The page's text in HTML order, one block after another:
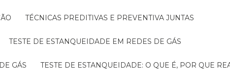
TÉCNICAS PREDITIVAS E PREVENTIVA JUNTAS
TESTE DE ESTANQUEIDADE EM REDES DE GÁS
GÁS TESTE DE ESTANQUEIDADE: O QUE É, POR QUE